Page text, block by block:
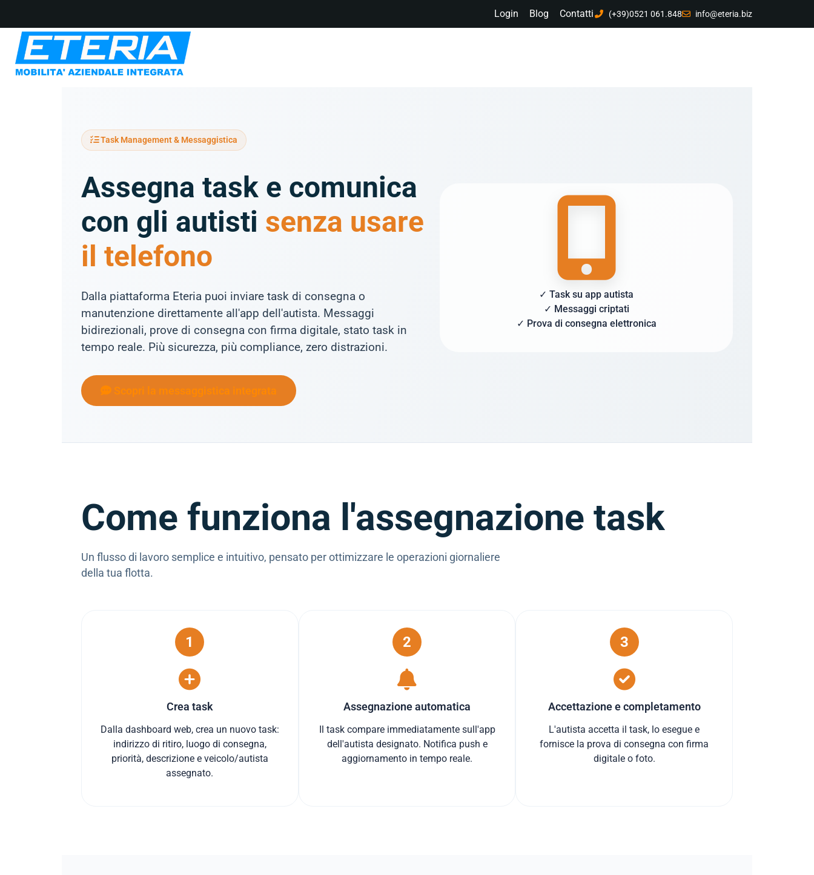
Login Blog Contatti (+39)0521 061.848 info@eteria.biz
Task Management & Messaggistica
Assegna task e comunica
con gli autisti senza usare
il telefono
Dalla piattaforma Eteria puoi inviare task di consegna o
manutenzione direttamente all'app dell'autista. Messaggi
bidirezionali, prove di consegna con firma digitale, stato task in
tempo reale. Più sicurezza, più compliance, zero distrazioni.
Scopri la messaggistica integrata
✓ Task su app autista
✓ Messaggi criptati
✓ Prova di consegna elettronica
Come funziona l'assegnazione task
Un flusso di lavoro semplice e intuitivo, pensato per ottimizzare le operazioni giornaliere
della tua flotta.
1
Crea task
Dalla dashboard web, crea un nuovo task:
indirizzo di ritiro, luogo di consegna,
priorità, descrizione e veicolo/autista
assegnato.
2
Assegnazione automatica
Il task compare immediatamente sull'app
dell'autista designato. Notifica push e
aggiornamento in tempo reale.
3
Accettazione e completamento
L'autista accetta il task, lo esegue e
fornisce la prova di consegna con firma
digitale o foto.